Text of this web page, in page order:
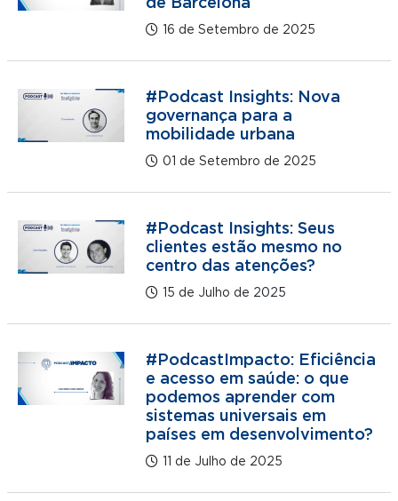
de Barcelona
16 de Setembro de 2025
#Podcast Insights: Nova
governança para a
mobilidade urbana
01 de Setembro de 2025
#Podcast Insights: Seus
clientes estão mesmo no
centro das atenções?
15 de Julho de 2025
#PodcastImpacto: Eficiência
e acesso em saúde: o que
podemos aprender com
sistemas universais em
países em desenvolvimento?
11 de Julho de 2025